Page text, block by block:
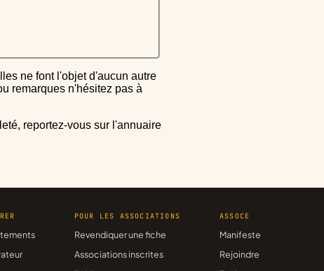
remarques n'hésitez pas à
POUR LES ASSOCIATIONS
Revendiquer une fiche
Associations inscrites
ASSOCE
Manifeste
Rejoindre